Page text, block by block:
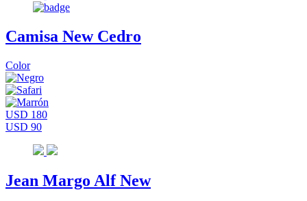
Camisa New Cedro
Color
USD 180
USD 90
Jean Margo Alf New